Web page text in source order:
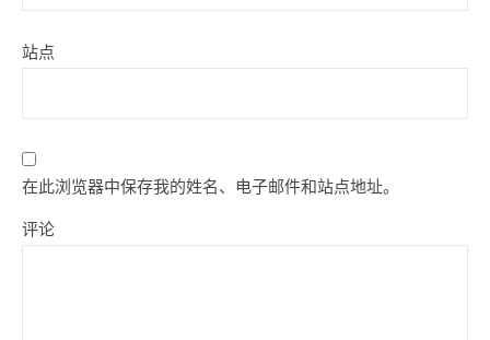
站点
在此浏览器中保存我的姓名、电子邮件和站点地址。
评论